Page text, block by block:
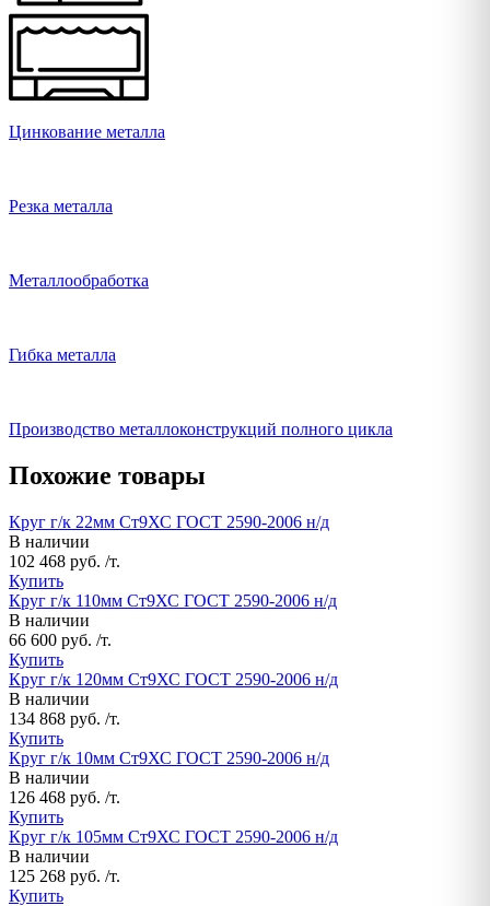
Цинкование металла
Резка металла
Металлообработка
Гибка металла
Производство металлоконструкций полного цикла
Похожие товары
Круг г/к 22мм Ст9ХС ГОСТ 2590-2006 н/д
В наличии
102 468 руб. /т.
Купить
Круг г/к 110мм Ст9ХС ГОСТ 2590-2006 н/д
В наличии
66 600 руб. /т.
Купить
Круг г/к 120мм Ст9ХС ГОСТ 2590-2006 н/д
В наличии
134 868 руб. /т.
Купить
Круг г/к 10мм Ст9ХС ГОСТ 2590-2006 н/д
В наличии
126 468 руб. /т.
Купить
Круг г/к 105мм Ст9ХС ГОСТ 2590-2006 н/д
В наличии
125 268 руб. /т.
Купить